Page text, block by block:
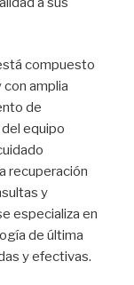
compuesto
amplia
de
equipo
recuperación
y
especializa en
de última
y efectivas.